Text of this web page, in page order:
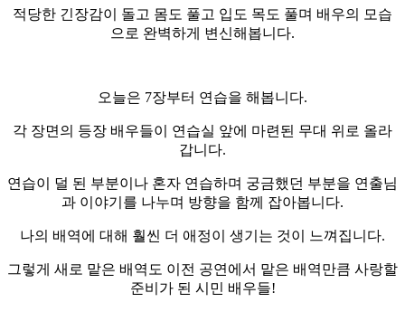
적당한 긴장감이 돌고 몸도 풀고 입도 목도 풀며 배우의 모습
으로 완벽하게 변신해봅니다.
오늘은 7장부터 연습을 해봅니다.
각 장면의 등장 배우들이 연습실 앞에 마련된 무대 위로 올라
갑니다.
​연습이 덜 된 부분이나 혼자 연습하며 궁금했던 부분을 연출님
과 이야기를 나누며 방향을 함께 잡아봅니다.
나의 배역에 대해 훨씬 더 애정이 생기는 것이 느껴집니다.
그렇게 새로 맡은 배역도 이전 공연에서 맡은 배역만큼 사랑할
준비가 된 시민 배우들!